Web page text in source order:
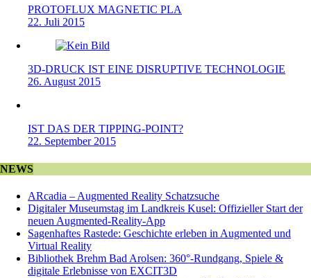
PROTOFLUX MAGNETIC PLA
22. Juli 2015
3D-DRUCK IST EINE DISRUPTIVE TECHNOLOGIE
26. August 2015
IST DAS DER TIPPING-POINT?
22. September 2015
NEWS
ARcadia – Augmented Reality Schatzsuche
Digitaler Museumstag im Landkreis Kusel: Offizieller Start der
neuen Augmented-Reality-App
Sagenhaftes Rastede: Geschichte erleben in Augmented und
Virtual Reality
Bibliothek Brehm Bad Arolsen: 360°-Rundgang, Spiele &
digitale Erlebnisse von EXCIT3D